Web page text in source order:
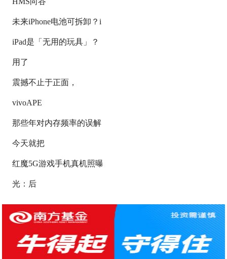
未来iPhone电池可拆卸？i
iPad是「无用的玩具」？
用了
震撼不止于正面，
vivoAPE
那些年对内存频率的误解
今天就把
红魔5G游戏手机真机照曝
光：后